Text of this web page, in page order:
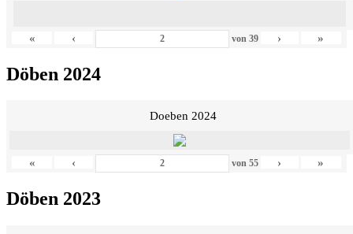
« ‹ von 39 › »
Döben 2024
Doeben 2024
« ‹ von 55 › »
Döben 2023